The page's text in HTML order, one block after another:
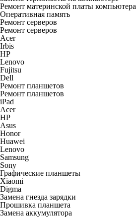
Ремонт материнской платы компьютера
Оперативная память
Ремонт серверов
Ремонт серверов
Acer
Irbis
HP
Lenovo
Fujitsu
Dell
Ремонт планшетов
Ремонт планшетов
iPad
Acer
HP
Asus
Honor
Huawei
Lenovo
Samsung
Sony
Графические планшеты
Xiaomi
Digma
Замена гнезда зарядки
Прошивка планшета
Замена аккумулятора